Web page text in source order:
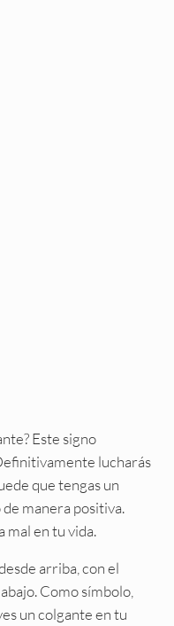
Este signo
lucharás
que tengas un
manera positiva.
mal en tu vida.
arriba, con el
Como símbolo,
un colgante en tu